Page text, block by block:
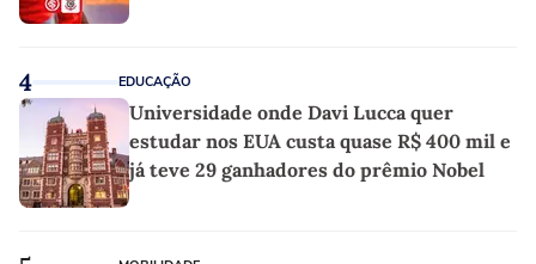
4 EDUCAÇÃO
Universidade onde Davi Lucca quer
estudar nos EUA custa quase R$ 400 mil e
já teve 29 ganhadores do prêmio Nobel